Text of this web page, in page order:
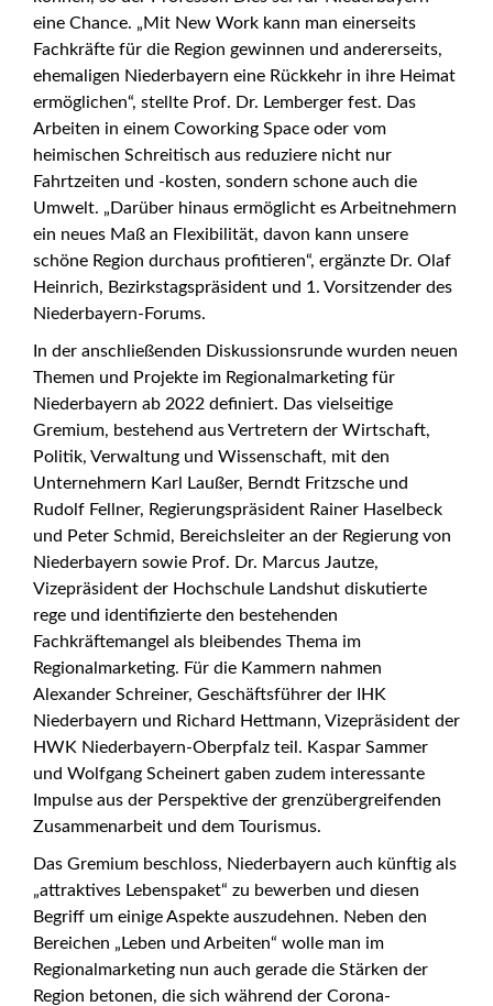
eine Chance. „Mit New Work kann man einerseits
Fachkräfte für die Region gewinnen und andererseits,
ehemaligen Niederbayern eine Rückkehr in ihre Heimat
ermöglichen“, stellte Prof. Dr. Lemberger fest. Das
Arbeiten in einem Coworking Space oder vom
heimischen Schreitisch aus reduziere nicht nur
Fahrtzeiten und -kosten, sondern schone auch die
Umwelt. „Darüber hinaus ermöglicht es Arbeitnehmern
ein neues Maß an Flexibilität, davon kann unsere
schöne Region durchaus profitieren“, ergänzte Dr. Olaf
Heinrich, Bezirkstagspräsident und 1. Vorsitzender des
Niederbayern-Forums.
In der anschließenden Diskussionsrunde wurden neuen
Themen und Projekte im Regionalmarketing für
Niederbayern ab 2022 definiert. Das vielseitige
Gremium, bestehend aus Vertretern der Wirtschaft,
Politik, Verwaltung und Wissenschaft, mit den
Unternehmern Karl Laußer, Berndt Fritzsche und
Rudolf Fellner, Regierungspräsident Rainer Haselbeck
und Peter Schmid, Bereichsleiter an der Regierung von
Niederbayern sowie Prof. Dr. Marcus Jautze,
Vizepräsident der Hochschule Landshut diskutierte
rege und identifizierte den bestehenden
Fachkräftemangel als bleibendes Thema im
Regionalmarketing. Für die Kammern nahmen
Alexander Schreiner, Geschäftsführer der IHK
Niederbayern und Richard Hettmann, Vizepräsident der
HWK Niederbayern-Oberpfalz teil. Kaspar Sammer
und Wolfgang Scheinert gaben zudem interessante
Impulse aus der Perspektive der grenzübergreifenden
Zusammenarbeit und dem Tourismus.
Das Gremium beschloss, Niederbayern auch künftig als
„attraktives Lebenspaket“ zu bewerben und diesen
Begriff um einige Aspekte auszudehnen. Neben den
Bereichen „Leben und Arbeiten“ wolle man im
Regionalmarketing nun auch gerade die Stärken der
Region betonen, die sich während der Corona-